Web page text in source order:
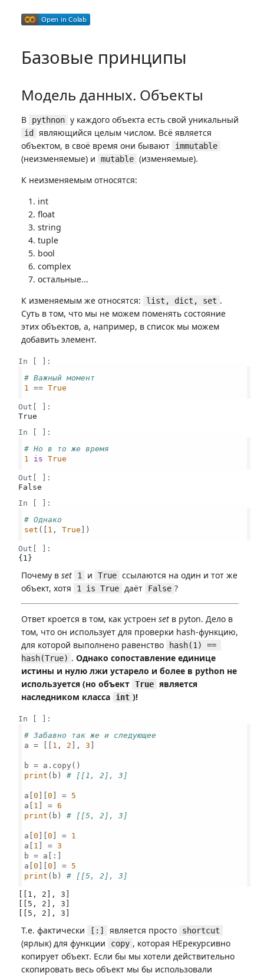
Базовые принципы
Модель данных. Объекты
В pythnon у каждого объекта есть свой уникальный
id
являющийся целым числом. Всё является
объектом, в своё время они бывают
immutable
(неизменяемые) и mutable (изменяемые).
К неизменяемым относятся:
int
float
string
tuple
bool
complex
остальные...
К изменяемым же относятся:
list, dict, set .
Суть в том, что мы не можем поменять состояние
этих объектов, а, например, в список мы можем
добавить элемент.
In [ ]:
# Важный момент
1
== True
Out[ ]:
True
In [ ]:
# Но в то же время
1
is True
Out[ ]:
False
In [ ]:
# Однако
set ([ 1 , True ])
Out[ ]:
{1}
Почему в set 1 и True ссылаются на один и тот же
объект, хотя
1 is True даёт False ?
Ответ кроется в том, как устроен set в pyton. Дело в
том, что он использует для проверки hash-функцию,
для которой выполнено равенство
hash(1) ==
hash(True) . Однако сопоставление единице
истины и нулю лжи устарело и более в python не
используется (но объект True является
наследником класса
int )!
In [ ]:
# Забавно так же и следующее
a = [[ 1 , 2 ], 3 ]
print (b) # [[1, 2], 3]
a[0 ][0 ] = 5
a[ 1 ] = 6
print (b) # [[5, 2], 3]
a[0 ][0 ] = 1
a[ 1 ] = 3
b = a[:]
a[0 ][0 ] = 5
print (b) # [[5, 2], 3]
[[1, 2], 3]
[[5, 2], 3]
Т.е. фактически [:] является просто shortcut
(ярлык) для функции copy , которая НЕрекурсивно
копирует объект. Если бы мы хотели действительно
скопировать весь объект мы бы использовали